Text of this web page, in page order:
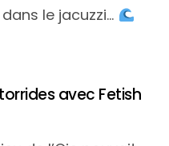
le jacuzzi…
avec Fetish